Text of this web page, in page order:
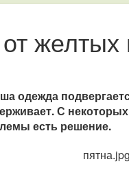
желтых
одежда
С
есть решение.